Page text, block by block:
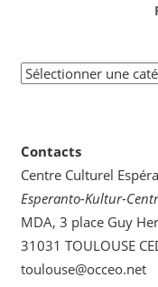
Sélectionner
Contacts
Centre Culturel
Esperanto-Kultur-
MDA, 3 place Guy
31031 TOULOUSE
toulouse@occeo.net